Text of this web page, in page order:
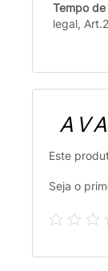
Tempo
legal,
Este
Seja o